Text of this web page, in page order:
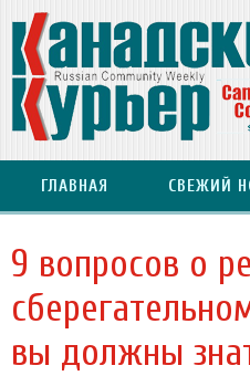
ГЛАВНАЯ СВЕЖИЙ
9 вопросов о
вы должны